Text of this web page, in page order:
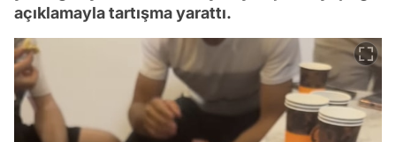
açıklamayla tartışma yarattı.